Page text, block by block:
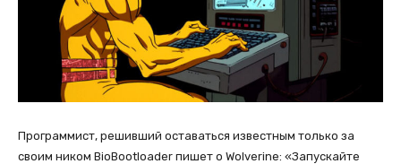
Программист, решивший оставаться известным только за
своим ником BioBootloader пишет о Wolverine: «Запускайте